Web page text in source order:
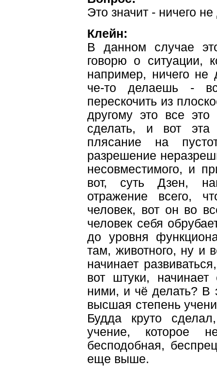
Это значит - ничего
Клейн:
В данном случае
говорю о ситуации,
например, ничего
че-то делаешь -
перескочить из
другому это все это
сделать, и вот эта
плясание на
разрешение
несовместимого, и
вот, суть Дзен,
отражение всего,
человек, вот он во
человек себя
до уровня
там, животного, ну и
начинает
вот штуки, начинает
ними, и чё делать? В
высшая степень
Будда круто
учение, которое
бесподобная,
еще выше.